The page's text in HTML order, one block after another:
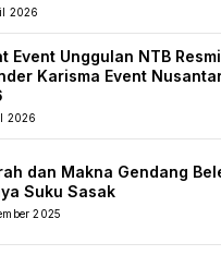
2026
Event Unggulan NTB
Karisma Event
2026
dan Makna Gendang
Suku Sasak
2025